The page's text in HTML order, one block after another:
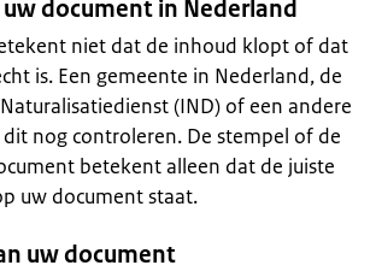
document in Nederland
niet dat de inhoud klopt of dat
is. Een gemeente in Nederland, de
(IND) of een andere
nog controleren. De stempel of de
betekent alleen dat de juiste
uw document staat.
uw document